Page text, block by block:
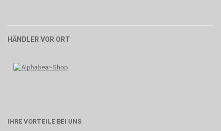
HÄNDLER VOR ORT
IHRE VORTEILE BEI UNS